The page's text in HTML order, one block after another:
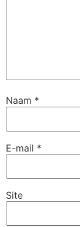
Naam *
E-mail *
Site